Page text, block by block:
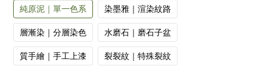
純原泥｜單一色系 染墨雅｜渲染紋路
層漸染｜分層染色 水磨石｜磨石子盆
質手繪｜手工上漆 裂裂紋｜特殊裂紋